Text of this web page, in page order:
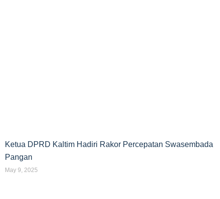
Ketua DPRD Kaltim Hadiri Rakor Percepatan Swasembada
Pangan
May 9, 2025